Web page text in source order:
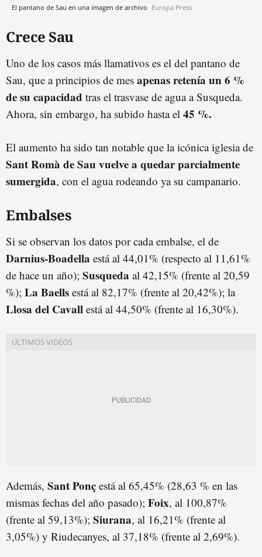
El pantano de Sau en una imagen de archivo Europa Press
Crece Sau
Uno de los casos más llamativos es el del pantano de
Sau, que a principios de mes apenas retenía un 6 %
de su capacidad tras el trasvase de agua a Susqueda.
Ahora, sin embargo, ha subido hasta el 45 %.
El aumento ha sido tan notable que la icónica iglesia de
Sant Romà de Sau vuelve a quedar parcialmente
sumergida, con el agua rodeando ya su campanario.
Embalses
Si se observan los datos por cada embalse, el de
Darnius-Boadella está al 44,01% (respecto al 11,61%
de hace un año); Susqueda al 42,15% (frente al 20,59
%); La Baells está al 82,17% (frente al 20,42%); la
Llosa del Cavall está al 44,50% (frente al 16,30%).
Además, Sant Ponç está al 65,45% (28,63 % en las
mismas fechas del año pasado); Foix, al 100,87%
(frente al 59,13%); Siurana, al 16,21% (frente al
3,05%) y Riudecanyes, al 37,18% (frente al 2,69%).